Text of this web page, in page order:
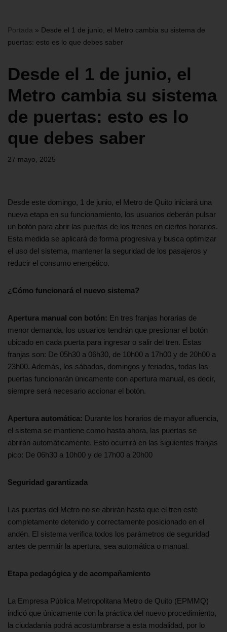
Portada » Desde el 1 de junio, el Metro cambia su sistema de
puertas: esto es lo que debes saber
Desde el 1 de junio, el
Metro cambia su sistema
de puertas: esto es lo
que debes saber
27 mayo, 2025
Desde este domingo, 1 de junio, el Metro de Quito iniciará una
nueva etapa en su funcionamiento, los usuarios deberán pulsar
un botón para abrir las puertas de los trenes en ciertos horarios.
Esta medida se aplicará de forma progresiva y busca optimizar
el uso del sistema, mantener la seguridad de los pasajeros y
reducir el consumo energético.
¿Cómo funcionará el nuevo sistema?
Apertura manual con botón: En tres franjas horarias de
menor demanda, los usuarios tendrán que presionar el botón
ubicado en cada puerta para ingresar o salir del tren. Estas
franjas son: De 05h30 a 06h30, de 10h00 a 17h00 y de 20h00 a
23h00. Además, los sábados, domingos y feriados, todas las
puertas funcionarán únicamente con apertura manual, es decir,
siempre será necesario accionar el botón.
Apertura automática: Durante los horarios de mayor afluencia,
el sistema se mantiene como hasta ahora, las puertas se
abrirán automáticamente. Esto ocurrirá en las siguientes franjas
pico: De 06h30 a 10h00 y de 17h00 a 20h00
Seguridad garantizada
Las puertas del Metro no se abrirán hasta que el tren esté
completamente detenido y correctamente posicionado en el
andén. El sistema verifica todos los parámetros de seguridad
antes de permitir la apertura, sea automática o manual.
Etapa pedagógica y de acompañamiento
La Empresa Pública Metropolitana Metro de Quito (EPMMQ)
indicó que únicamente con la práctica del nuevo procedimiento,
la ciudadanía podrá acostumbrarse a esta modalidad, por lo